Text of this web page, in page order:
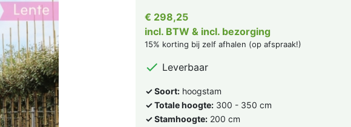
€ 298,25
incl. BTW & incl. bezorging
15% korting bij zelf afhalen (op afspraak!)
 Leverbaar
✓ Soort:hoogstam
✓ Totale hoogte:300 - 350 cm
✓ Stamhoogte:200 cm